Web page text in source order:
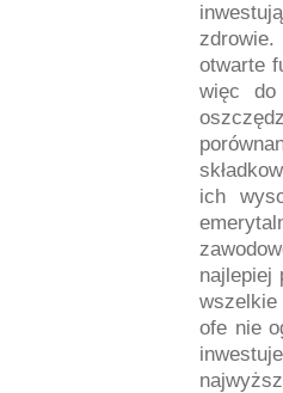
zdrowie.
otwarte
więc do
ich
najlepiej
wszelkie
ofe nie